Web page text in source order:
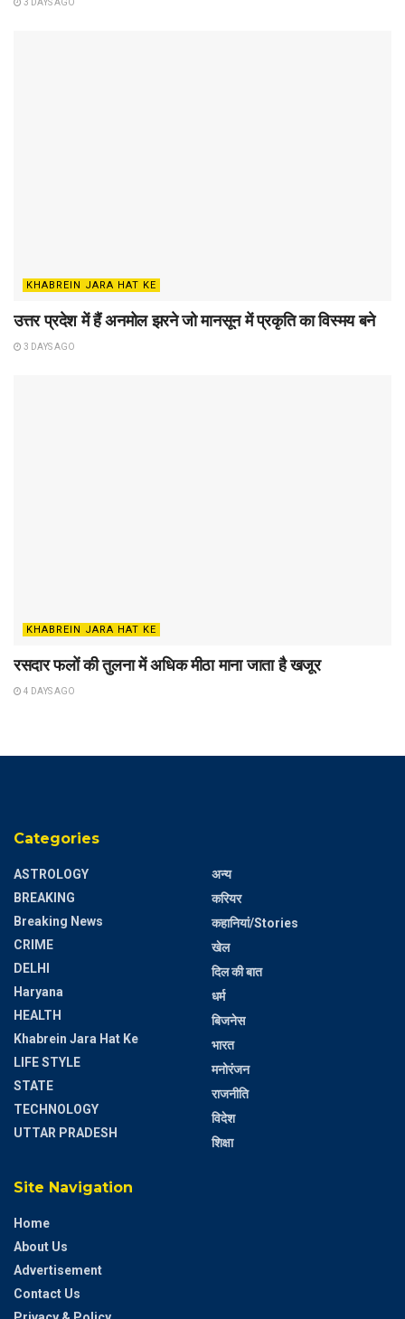
3 DAYS AGO
KHABREIN JARA HAT KE
उत्तर प्रदेश में हैं अनमोल झरने जो मानसून में प्रकृति का विस्मय बने
3 DAYS AGO
KHABREIN JARA HAT KE
रसदार फलों की तुलना में अधिक मीठा माना जाता है खजूर
4 DAYS AGO
Categories
ASTROLOGY
BREAKING
Breaking News
CRIME
DELHI
Haryana
HEALTH
Khabrein Jara Hat Ke
LIFE STYLE
STATE
TECHNOLOGY
UTTAR PRADESH
अन्य
करियर
कहानियां/Stories
खेल
दिल की बात
धर्म
बिजनेस
भारत
मनोरंजन
राजनीति
विदेश
शिक्षा
Site Navigation
Home
About Us
Advertisement
Contact Us